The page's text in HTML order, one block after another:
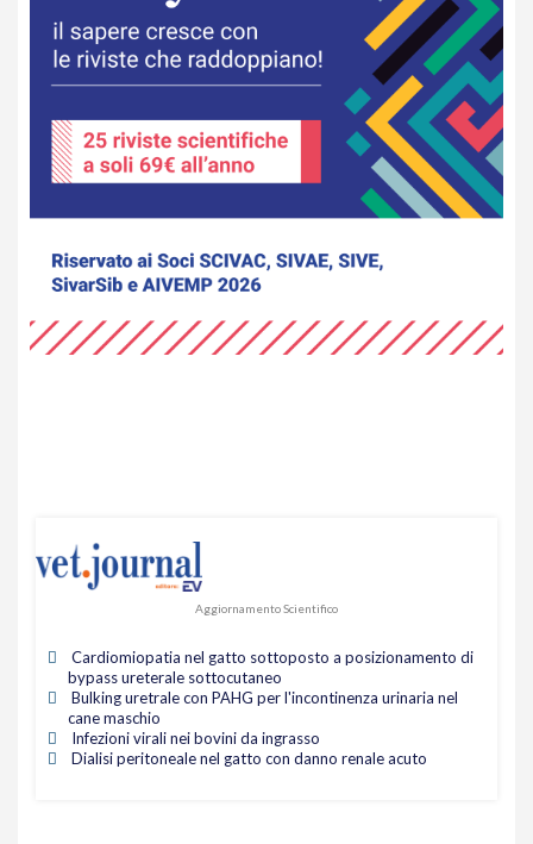
Aggiornamento Scientifico
Cardiomiopatia nel gatto sottoposto a posizionamento di
bypass ureterale sottocutaneo
Bulking uretrale con PAHG per l'incontinenza urinaria nel
cane maschio
Infezioni virali nei bovini da ingrasso
Dialisi peritoneale nel gatto con danno renale acuto